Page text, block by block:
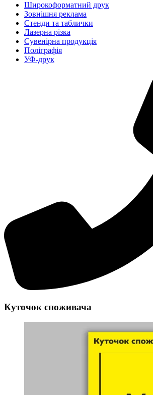
Широкоформатний друк
Зовнішня реклама
Стенди та таблички
Лазерна різка
Сувенірна продукція
Поліграфія
УФ-друк
Куточок споживача